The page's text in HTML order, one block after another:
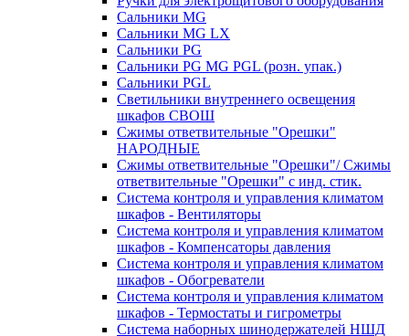
Сальники MG
Сальники MG LX
Сальники PG
Сальники PG MG PGL (розн. упак.)
Сальники PGL
Светильники внутреннего освещения
шкафов СВОШ
Сжимы ответвительные "Орешки"
НАРОДНЫЕ
Сжимы ответвительные "Орешки"/ Сжимы
ответвительные "Орешки" с инд. стик.
Система контроля и управления климатом
шкафов - Вентиляторы
Система контроля и управления климатом
шкафов - Компенсаторы давления
Система контроля и управления климатом
шкафов - Обогреватели
Система контроля и управления климатом
шкафов - Термостаты и гигрометры
Система наборных шинодержателей НШД